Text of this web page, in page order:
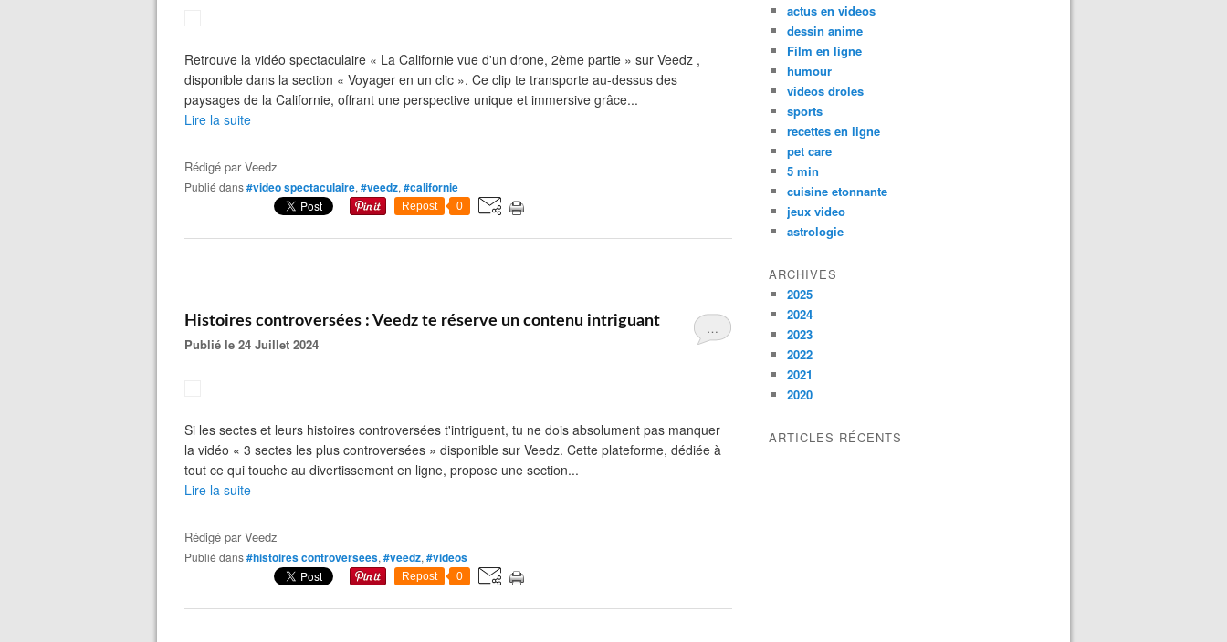
Retrouve la vidéo spectaculaire « La Californie vue d'un drone, 2ème partie » sur Veedz ,
disponible dans la section « Voyager en un clic ». Ce clip te transporte au-dessus des
paysages de la Californie, offrant une perspective unique et immersive grâce...
Lire la suite
Rédigé parVeedz
Publié dans#video spectaculaire, #veedz, #californie
Repost 0
…
Histoires controversées : Veedz te réserve un contenu intriguant
Publié le 24 Juillet 2024
Si les sectes et leurs histoires controversées t'intriguent, tu ne dois absolument pas manquer
la vidéo « 3 sectes les plus controversées » disponible sur Veedz. Cette plateforme, dédiée à
tout ce qui touche au divertissement en ligne, propose une section...
Lire la suite
Rédigé parVeedz
Publié dans#histoires controversees, #veedz, #videos
Repost 0
actus en videos
dessin anime
Film en ligne
humour
videos droles
sports
recettes en ligne
pet care
5 min
cuisine etonnante
jeux video
astrologie
ARCHIVES
2025
2024
2023
2022
2021
2020
ARTICLES RÉCENTS